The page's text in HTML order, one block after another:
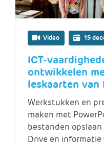
Video 15
ICT-
ontwikkelen
leskaarten van
Werkstukken en
maken met
bestanden opslaan
Drive en informatie